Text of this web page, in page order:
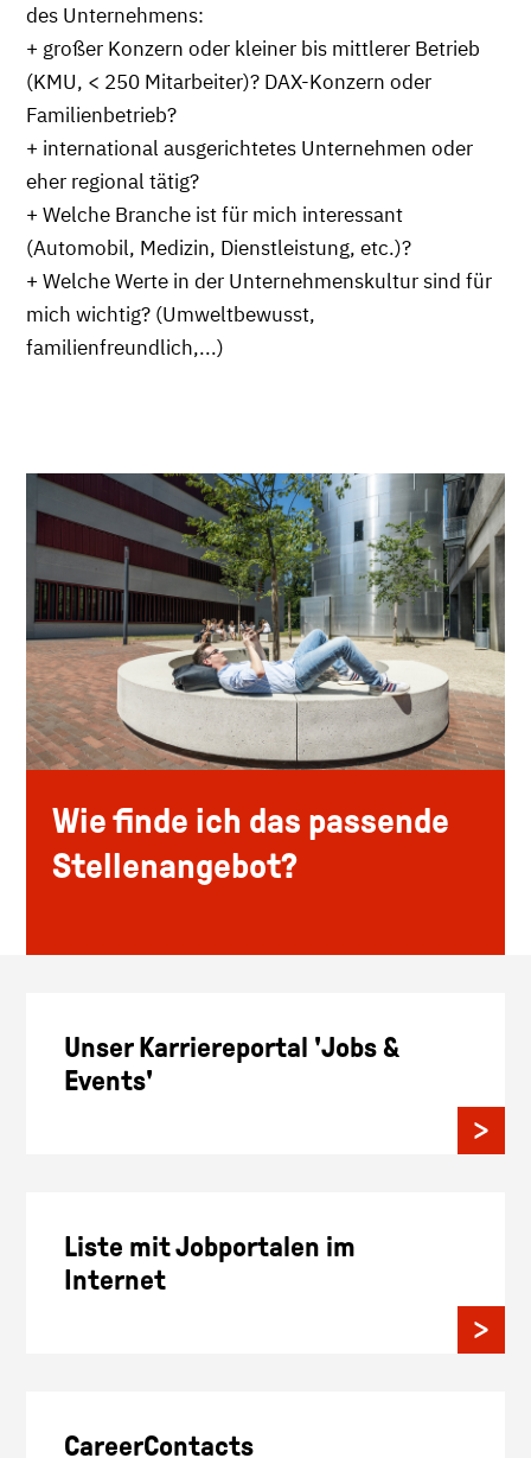
des Unternehmens:
+ großer Konzern oder kleiner bis mittlerer Betrieb
(KMU, < 250 Mitarbeiter)? DAX-Konzern oder
Familienbetrieb?
+ international ausgerichtetes Unternehmen oder
eher regional tätig?
+ Welche Branche ist für mich interessant
(Automobil, Medizin, Dienstleistung, etc.)?
+ Welche Werte in der Unternehmenskultur sind für
mich wichtig? (Umweltbewusst,
familienfreundlich,...)
Wie finde ich das passende
Stellenangebot?
Unser Karriereportal 'Jobs &
Events'
Liste mit Jobportalen im
Internet
CareerContacts